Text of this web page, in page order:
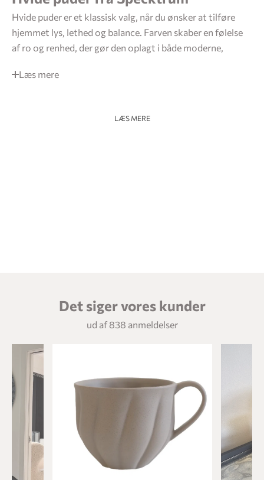
Hvide puder er et klassisk valg, når du ønsker at tilføre
hjemmet lys, lethed og balance. Farven skaber en følelse
af ro og renhed, der gør den oplagt i både moderne,
Læs mere
Oplev Specktrum butikken
LÆS MERE
Det siger vores kunder
ud af 838 anmeldelser